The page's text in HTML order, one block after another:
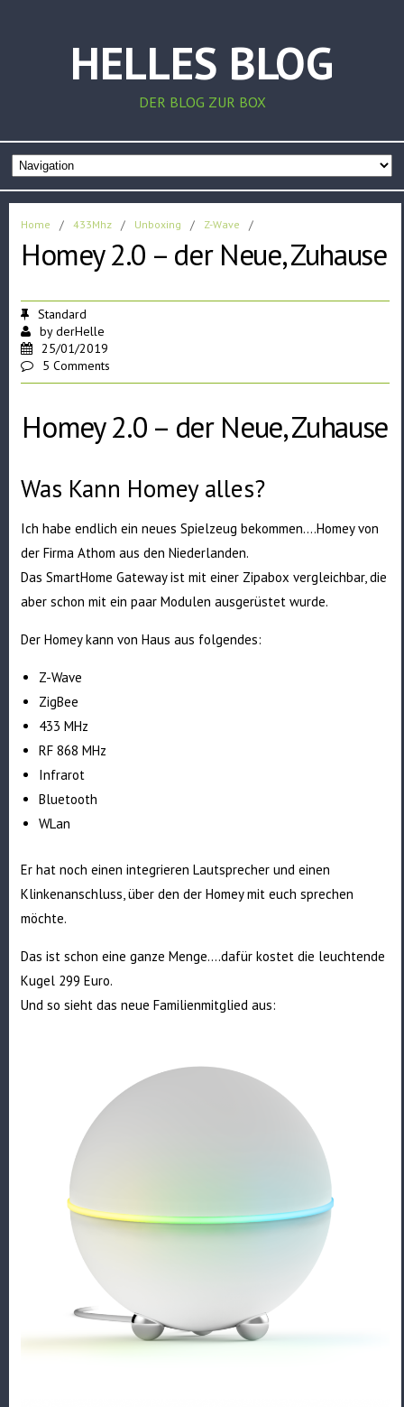
HELLES BLOG
DER BLOG ZUR BOX
Home / 433Mhz / Unboxing / Z-Wave /
Homey 2.0 – der Neue, Zuhause
Standard
byderHelle
25/01/2019
5 Comments
Homey 2.0 – der Neue, Zuhause
Was Kann Homey alles?
Ich habe endlich ein neues Spielzeug bekommen….Homey von
der Firma Athom aus den Niederlanden.
Das SmartHome Gateway ist mit einer Zipabox vergleichbar, die
aber schon mit ein paar Modulen ausgerüstet wurde.
Der Homey kann von Haus aus folgendes:
Z-Wave
ZigBee
433 MHz
RF 868 MHz
Infrarot
Bluetooth
WLan
Er hat noch einen integrieren Lautsprecher und einen
Klinkenanschluss, über den der Homey mit euch sprechen
möchte.
Das ist schon eine ganze Menge….dafür kostet die leuchtende
Kugel 299 Euro.
Und so sieht das neue Familienmitglied aus: